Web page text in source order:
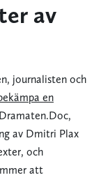
av
journalisten och
en
av Dmitri Plax
och
att